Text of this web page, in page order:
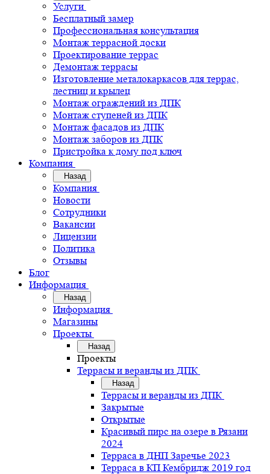
Услуги
Бесплатный замер
Профессиональная консультация
Монтаж террасной доски
Проектирование террас
Демонтаж террасы
Изготовление металокаркасов для террас,
лестниц и крылец
Монтаж ограждений из ДПК
Монтаж ступеней из ДПК
Монтаж фасадов из ДПК
Монтаж заборов из ДПК
Пристройка к дому под ключ
Компания
Назад
Компания
Новости
Сотрудники
Вакансии
Лицензии
Политика
Отзывы
Блог
Информация
Назад
Информация
Магазины
Проекты
Назад
Проекты
Террасы и веранды из ДПК
Назад
Террасы и веранды из ДПК
Закрытые
Открытые
Красивый пирс на озере в Рязани
2024
Терраса в ДНП Заречье 2023
Терраса в КП Кембридж 2019 год